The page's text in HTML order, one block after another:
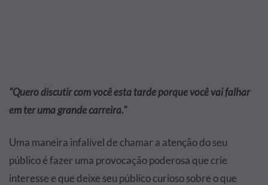
"Quero discutir com você esta tarde porque você vai falhar
em ter uma grande carreira."
Uma maneira infalível de chamar a atenção do seu
público é fazer uma provocação poderosa que crie
interesse e que deixe seu público curioso sobre o que